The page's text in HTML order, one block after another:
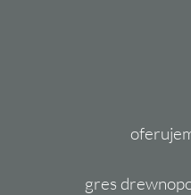
gres